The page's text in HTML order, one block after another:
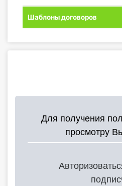
Кадры. Труд. Зарплата.
Тестирование для
Шаблоны договоров
Для получения
просмотру